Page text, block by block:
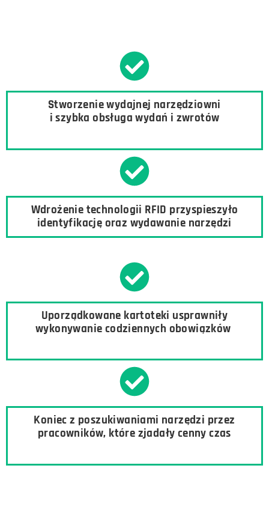
Stworzenie wydajnej narzędziowni
i szybka obsługa wydań i zwrotów
Wdrożenie technologii RFID przyspieszyło
identyfikację oraz wydawanie narzędzi
Uporządkowane kartoteki usprawniły
wykonywanie codziennych obowiązków
Koniec z poszukiwaniami narzędzi przez
pracowników, które zjadały cenny czas